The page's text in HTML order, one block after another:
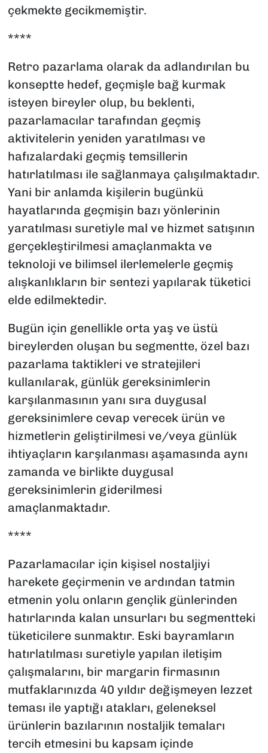
çekmekte gecikmemiştir.
****
Retro pazarlama olarak da adlandırılan bu
konseptte hedef, geçmişle bağ kurmak
isteyen bireyler olup, bu beklenti,
pazarlamacılar tarafından geçmiş
aktivitelerin yeniden yaratılması ve
hafızalardaki geçmiş temsillerin
hatırlatılması ile sağlanmaya çalışılmaktadır.
Yani bir anlamda kişilerin bugünkü
hayatlarında geçmişin bazı yönlerinin
yaratılması suretiyle mal ve hizmet satışının
gerçekleştirilmesi amaçlanmakta ve
teknoloji ve bilimsel ilerlemelerle geçmiş
alışkanlıkların bir sentezi yapılarak tüketici
elde edilmektedir.
Bugün için genellikle orta yaş ve üstü
bireylerden oluşan bu segmentte, özel bazı
pazarlama taktikleri ve stratejileri
kullanılarak, günlük gereksinimlerin
karşılanmasının yanı sıra duygusal
gereksinimlere cevap verecek ürün ve
hizmetlerin geliştirilmesi ve/veya günlük
ihtiyaçların karşılanması aşamasında aynı
zamanda ve birlikte duygusal
gereksinimlerin giderilmesi
amaçlanmaktadır.
****
Pazarlamacılar için kişisel nostaljiyi
harekete geçirmenin ve ardından tatmin
etmenin yolu onların gençlik günlerinden
hatırlarında kalan unsurları bu segmentteki
tüketicilere sunmaktır. Eski bayramların
hatırlatılması suretiyle yapılan iletişim
çalışmalarını, bir margarin firmasının
mutfaklarınızda 40 yıldır değişmeyen lezzet
teması ile yaptığı atakları, geleneksel
ürünlerin bazılarının nostaljik temaları
tercih etmesini bu kapsam içinde